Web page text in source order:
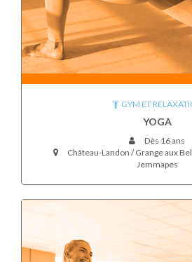
GYM ET
YOGA
Dès 16 ans
Château-Landon / Grange aux
Jemmapes